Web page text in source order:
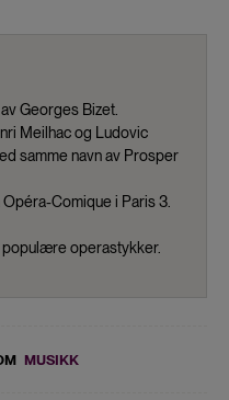
Georges Bizet.
Meilhac og Ludovic
samme navn av Prosper
Comique i Paris 3.
populære operastykker.
MUSIKK